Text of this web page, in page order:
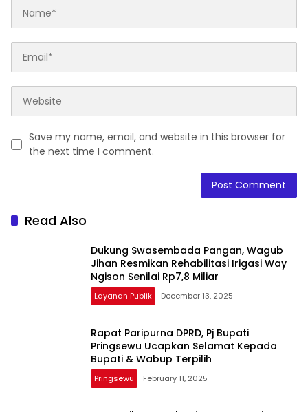
Save my name, email, and website in this browser for
the next time I comment.
Read Also
Dukung Swasembada Pangan, Wagub
Jihan Resmikan Rehabilitasi Irigasi Way
Ngison Senilai Rp7,8 Miliar
Layanan Publik December 13, 2025
Rapat Paripurna DPRD, Pj Bupati
Pringsewu Ucapkan Selamat Kepada
Bupati & Wabup Terpilih
Pringsewu February 11, 2025